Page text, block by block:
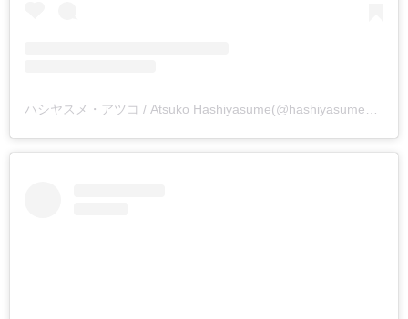
ハシヤスメ・アツコ / Atsuko Hashiyasume(@hashiyasume_atsuko84)がシェアした投稿